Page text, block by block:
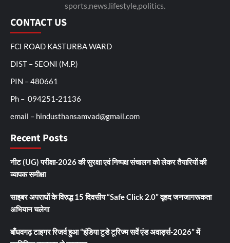
sports,news,lifestyle,politics.
CONTACT US
FCI ROAD KASTURBA WARD
DIST – SEONI (M.P.)
PIN – 480661
Ph – 094251-21136
email – hindusthansamvad@gmail.com
Recent Posts
नीट (UG) परीक्षा-2026 की सुरक्षा एवं निष्पक्ष संचालन को लेकर तैयारियों की
व्यापक समीक्षा
साइबर अपराधों के विरुद्ध 15 दिवसीय “Safe Click 2.0” वृहद जनजागरूकता
अभियान चलेगा
बाँधवगढ़ टाइगर रिजर्व हुआ “इंडिया टुडे टूरिज्म सर्वे एंड अवार्ड्स-2026” में